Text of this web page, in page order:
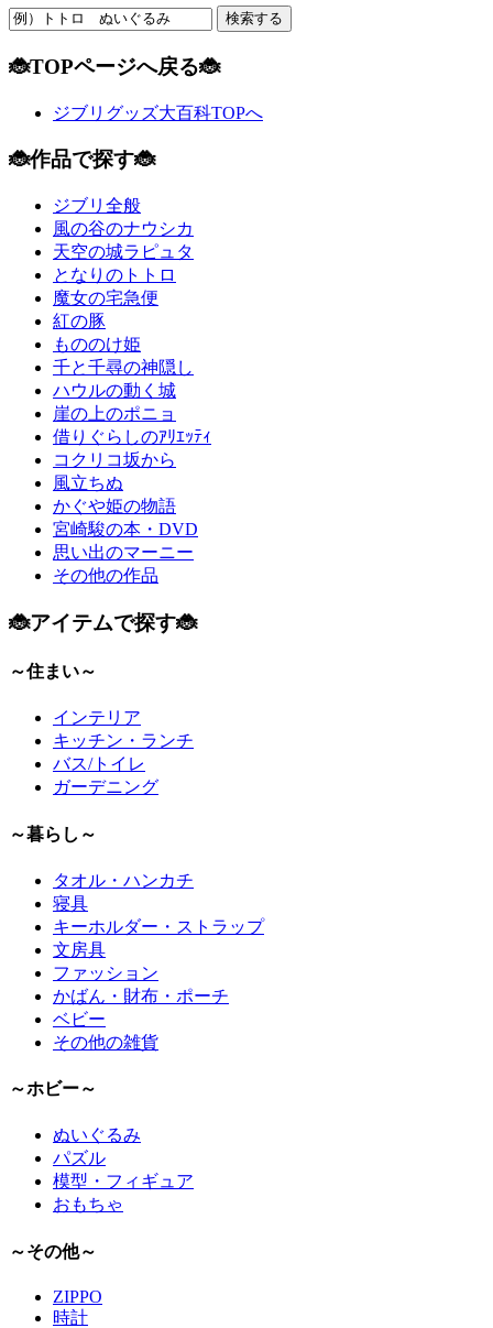
🐞TOPページへ戻る🐞
ジブリグッズ大百科TOPへ
🐞作品で探す🐞
ジブリ全般
風の谷のナウシカ
天空の城ラピュタ
となりのトトロ
魔女の宅急便
紅の豚
もののけ姫
千と千尋の神隠し
ハウルの動く城
崖の上のポニョ
借りぐらしのｱﾘｴｯﾃｨ
コクリコ坂から
風立ちぬ
かぐや姫の物語
宮崎駿の本・DVD
思い出のマーニー
その他の作品
🐞アイテムで探す🐞
～住まい～
インテリア
キッチン・ランチ
バス/トイレ
ガーデニング
～暮らし～
タオル・ハンカチ
寝具
キーホルダー・ストラップ
文房具
ファッション
かばん・財布・ポーチ
ベビー
その他の雑貨
～ホビー～
ぬいぐるみ
パズル
模型・フィギュア
おもちゃ
～その他～
ZIPPO
時計